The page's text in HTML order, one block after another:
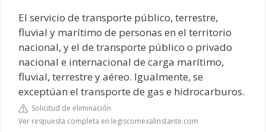
El servicio de transporte público, terrestre,
fluvial y marítimo de personas en el territorio
nacional, y el de transporte público o privado
nacional e internacional de carga marítimo,
fluvial, terrestre y aéreo. Igualmente, se
exceptúan el transporte de gas e hidrocarburos.
Solicitud de eliminación
Ver respuesta completa en legiscomexalinstante.com